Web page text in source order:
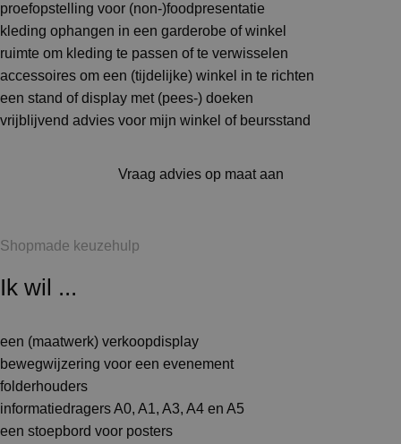
proefopstelling voor (non-)foodpresentatie
kleding ophangen in een garderobe of winkel
ruimte om kleding te passen of te verwisselen
accessoires om een (tijdelijke) winkel in te richten
een stand of display met (pees-) doeken
vrijblijvend advies voor mijn winkel of beursstand
Vraag advies op maat aan
Shopmade keuzehulp
Ik wil ...
een (maatwerk) verkoopdisplay
bewegwijzering voor een evenement
folderhouders
informatiedragers A0, A1, A3, A4 en A5
een stoepbord voor posters